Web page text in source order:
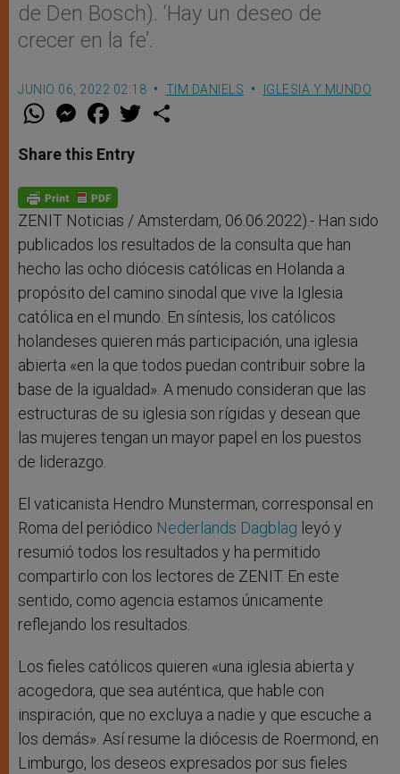
de Den Bosch). ‘Hay un deseo de
crecer en la fe’.
JUNIO 06, 2022 02:18 TIM DANIELS IGLESIA Y MUNDO
W
t
s
p
p
M
e
s
e
g
e
r
F
a
e
b
o
k
w
Share this Entry
ZENIT Noticias / Amsterdam, 06.06.2022).- Han sido
publicados los resultados de la consulta que han
hecho las ocho diócesis católicas en Holanda a
propósito del camino sinodal que vive la Iglesia
católica en el mundo. En síntesis, los católicos
holandeses quieren más participación, una iglesia
abierta «en la que todos puedan contribuir sobre la
base de la igualdad». A menudo consideran que las
estructuras de su iglesia son rígidas y desean que
las mujeres tengan un mayor papel en los puestos
de liderazgo.
El vaticanista Hendro Munsterman, corresponsal en
Roma del periódico Nederlands Dagblag leyó y
resumió todos los resultados y ha permitido
compartirlo con los lectores de ZENIT. En este
sentido, como agencia estamos únicamente
reflejando los resultados.
Los fieles católicos quieren «una iglesia abierta y
acogedora, que sea auténtica, que hable con
inspiración, que no excluya a nadie y que escuche a
los demás». Así resume la diócesis de Roermond, en
Limburgo, los deseos expresados por sus fieles